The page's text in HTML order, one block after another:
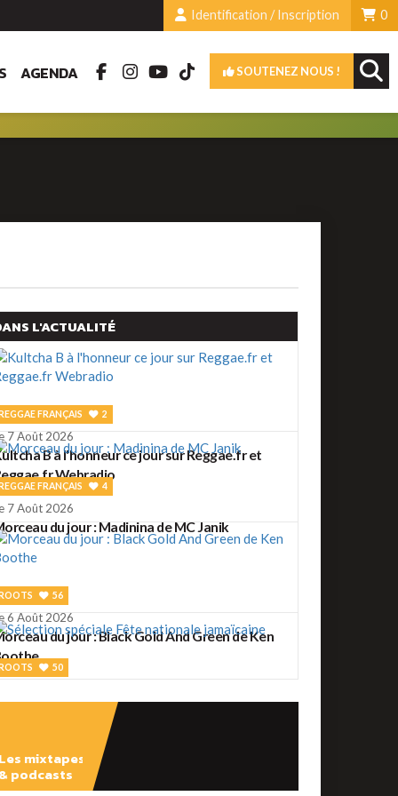
0
Identification / Inscription
AGENDA SOUTENEZ NOUS !
L'ACTUALITÉ
FRANÇAIS 2
7 Août 2026
B à l'honneur ce jour sur Reggae.fr et
Webradio
FRANÇAIS 4
7 Août 2026
du jour : Madinina de MC Janik
56
6 Août 2026
du jour : Black Gold And Green de Ken
50
spéciale Fête nationale jamaïcaine
ROOTS 2
Les mixtapes
& podcasts